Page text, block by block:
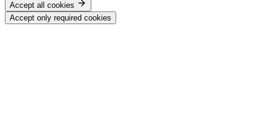
Accept all cookies
Accept only required cookies